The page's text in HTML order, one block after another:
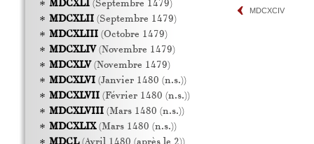
MDCXCIV
MDCXLI(Septembre 1479)
MDCXLII(Septembre 1479)
MDCXLIII(Octobre 1479)
MDCXLIV(Novembre 1479)
MDCXLV(Novembre 1479)
MDCXLVI(Janvier 1480 (n.s.))
MDCXLVII(Février 1480 (n.s.))
MDCXLVIII(Mars 1480 (n.s.))
MDCXLIX(Mars 1480 (n.s.))